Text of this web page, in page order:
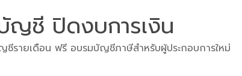
ญชี ปิดงบการเงิน
ชีรายเดือน ฟรี อบรมบัญชีภาษีสำหรับผู้ประกอบการใหม่